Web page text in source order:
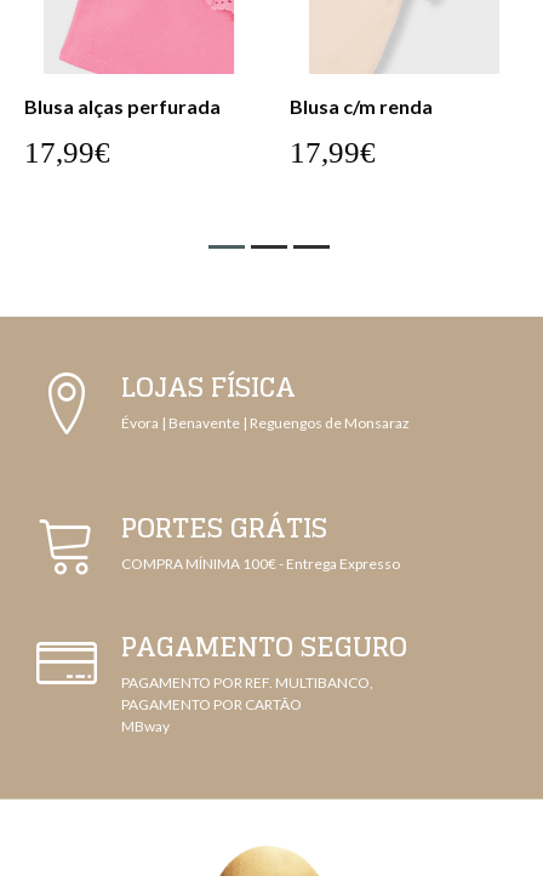
Blusa c/m renda
17,99€
Blusa c/m renda
17,99€
LOJAS FÍSICA
Évora | Benavente | Reguengos de Monsaraz
PORTES GRÁTIS
COMPRA MÍNIMA 100€ - Entrega Expresso
PAGAMENTO SEGURO
PAGAMENTO POR REF. MULTIBANCO,
PAGAMENTO POR CARTÃO
MBway